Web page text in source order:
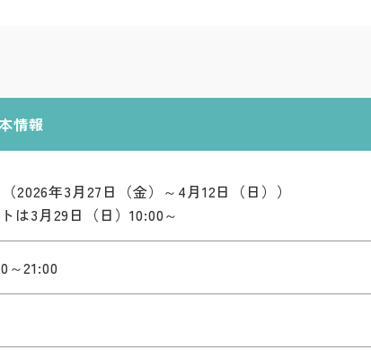
情報
2026年3月27日（金）～4月12日（日））
は3月29日（日）10:00～
～21:00